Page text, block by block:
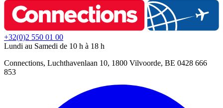
+32(0)2 550 01 00
Lundi au Samedi de 10 h à 18 h
Connections, Luchthavenlaan 10, 1800 Vilvoorde, BE 0428 666
853